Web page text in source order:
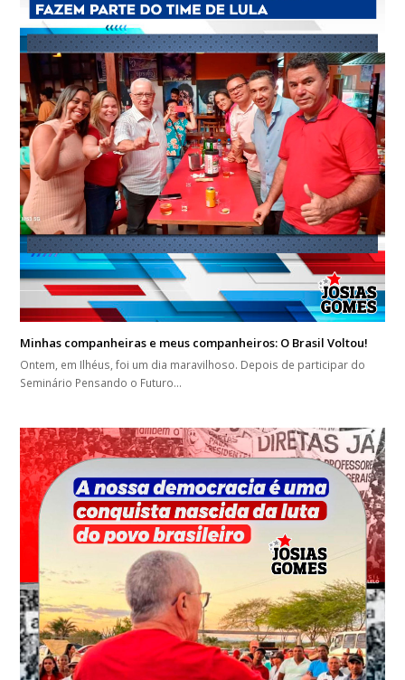
Minhas companheiras e meus companheiros: O Brasil Voltou!
Ontem, em Ilhéus, foi um dia maravilhoso. Depois de participar do
Seminário Pensando o Futuro…